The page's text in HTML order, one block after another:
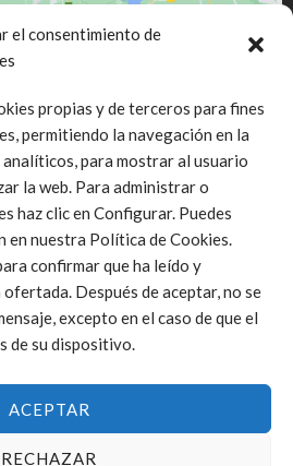
el consentimiento de
propias y de terceros para fines
permitiendo la navegación en la
analíticos, para mostrar al usuario
la web. Para administrar o
haz clic en Configurar. Puedes
en nuestra Política de Cookies.
confirmar que ha leído y
Después de aceptar, no se
excepto en el caso de que el
de su dispositivo.
ACEPTAR
RECHAZAR
márketing cookies and
this content